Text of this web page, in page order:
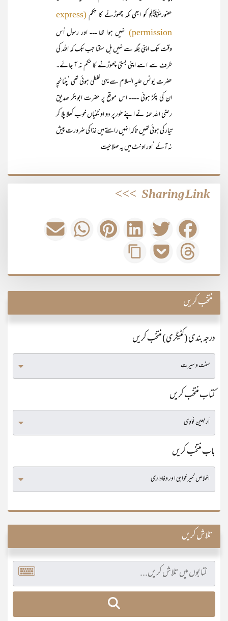
حضورﷺ کو ابھی مکہ چھوڑنے کا حکم (express
permission)
نہیں ہوا تھا --- اور رسول اُس
وقت تک اپنی جگہ سے نہیں ہل سکتا جب تک کہ اللہ کی
طرف سے اسے اپنی بستی چھوڑنے کا حکم نہ آ جائے۔
حضرت یونس علیہ السلام سے یہی غلطی ہوئی تھی ‘چنانچہ
ان کی پکڑ ہوئی ---- اس موقع پر حضرت ابوبکر صدیق
رضی اللہ عنہ نے اپنے طور پر دو اونٹنیاں خوب کھلا پلا کر
تیار کی ہوئی تھیں تاکہ انہیں راستے میں غذا کی ضرورت پیش
نہ آئے ‘اور اونٹ میں یہ صلاحیت
Sharing Link
>>>
منتخب کریں
درجہ بندی (کٹیگری) منتخب کریں
کتاب منتخب کریں
باب منتخب کریں
تلاش کریں